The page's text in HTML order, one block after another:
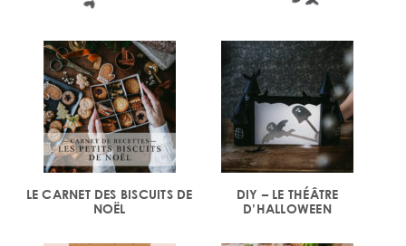
LE CARNET DES BISCUITS DE
NOËL
DIY – LE THÉÂTRE
D’HALLOWEEN